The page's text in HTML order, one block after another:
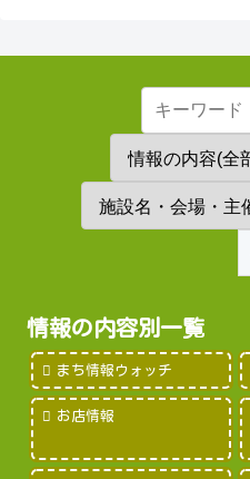
情報の内容別一覧
まち情報ウォッチ
お店情報